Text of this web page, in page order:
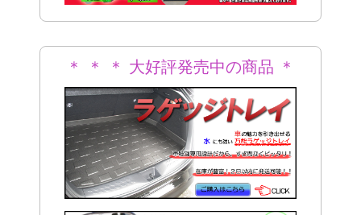
＊ ＊ ＊ 大好評発売中の商品 ＊
＊ ＊